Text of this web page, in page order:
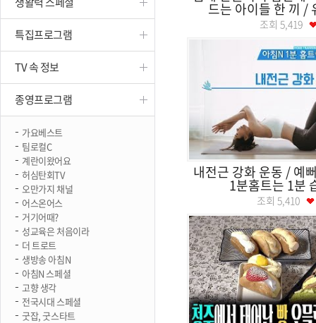
특집프로그램
TV 속 정보
종영프로그램
가요베스트
팀로컬C
계란이왔어요
허심탄회TV
오만가지 채널
어스온어스
거기어때?
성교육은 처음이라
더 트로트
생방송 아침N
아침N 스페셜
고향 생각
전국시대 스페셜
굿잡, 굿스타트
드는 아이들 한 끼 /
조회 5,419
내전근 강화 운동 / 예
1분홈트는 1분
조회 5,410